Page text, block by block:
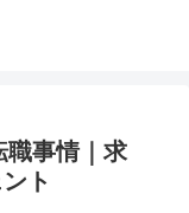
職事情｜求
ト